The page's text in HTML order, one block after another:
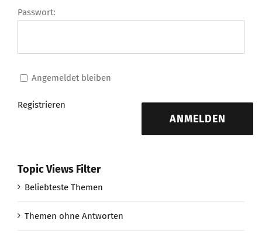
Passwort:
Angemeldet bleiben
ANMELDEN
Registrieren
Topic Views Filter
Beliebteste Themen
Themen ohne Antworten